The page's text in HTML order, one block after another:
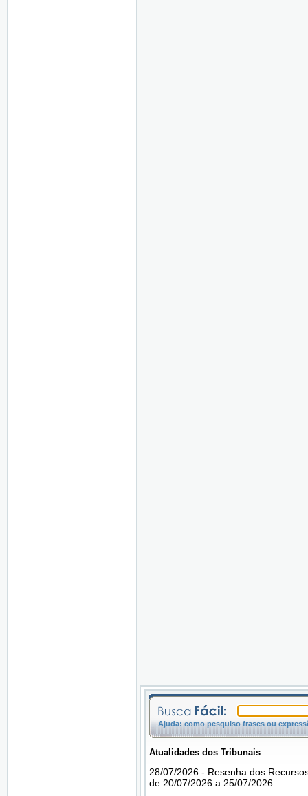
Ajuda: como pesquiso frases ou
Atualidades dos Tribunais
28/07/2026 - Resenha dos
de 20/07/2026 a 25/07/2026